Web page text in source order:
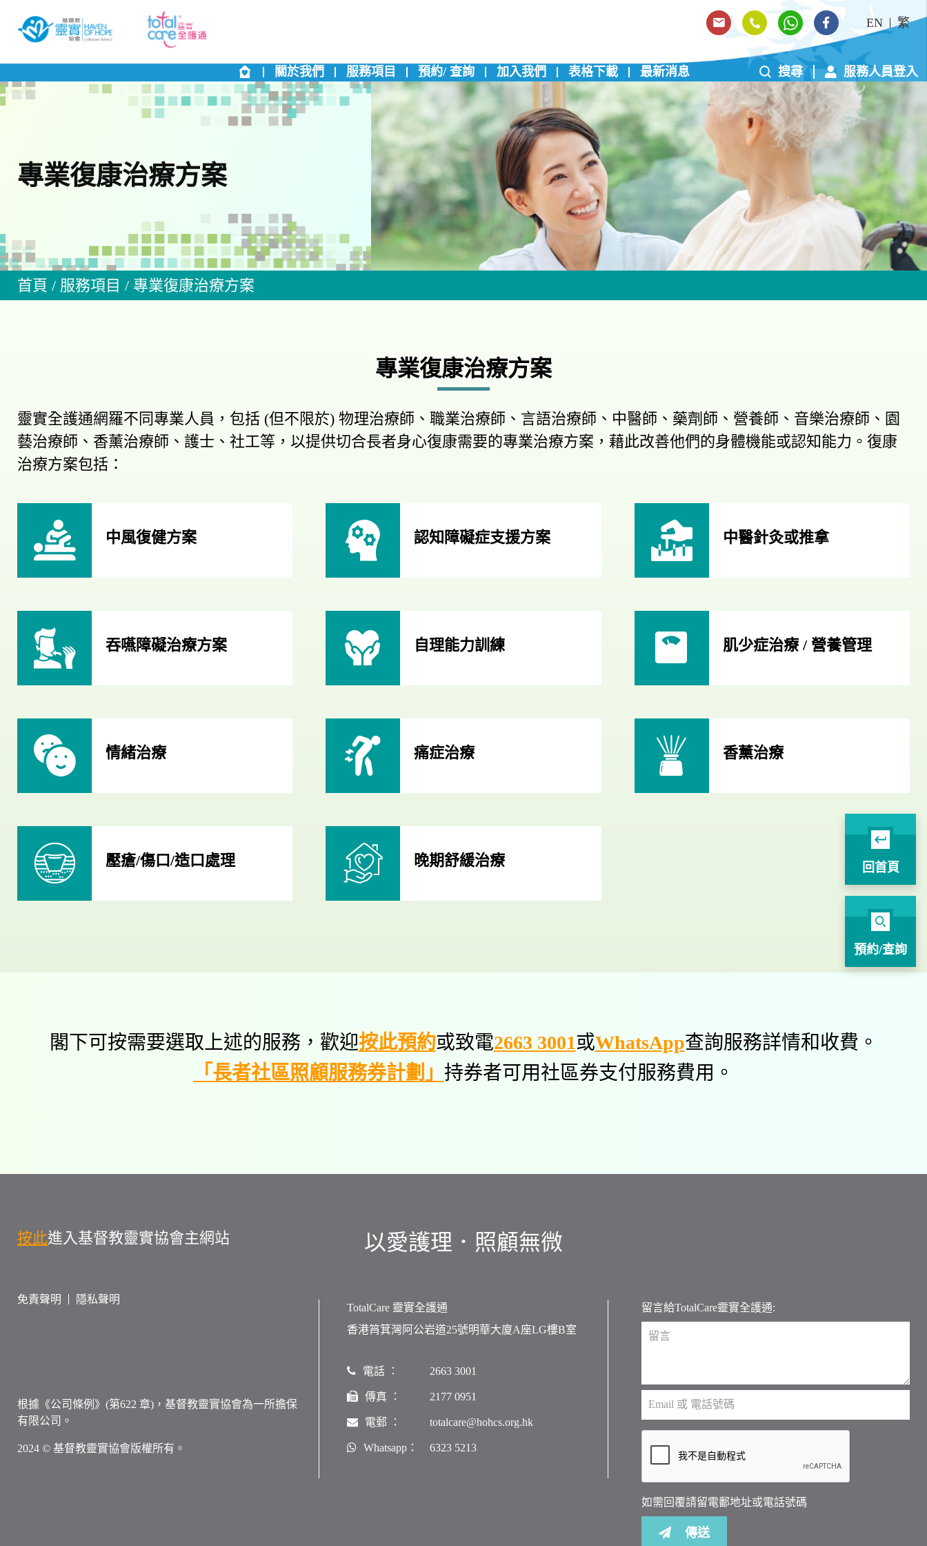
EN 繁
關於我們 服務項目 預約/ 查詢 加入我們 表格下載 最新消息 搜尋 服務人員登入
專業復康治療方案
首頁 / 服務項目 / 專業復康治療方案
專業復康治療方案
靈實全護通網羅不同專業人員，包括 (但不限於) 物理治療師、職業治療師、言語治療師、中醫師、藥劑師、營養師、音樂治療師、園
藝治療師、香薰治療師、護士、社工等，以提供切合長者身心復康需要的專業治療方案，藉此改善他們的身體機能或認知能力。復康
治療方案包括：
中風復健方案 認知障礙症支援方案 中醫針灸或推拿
吞嚥障礙治療方案 自理能力訓練 肌少症治療 / 營養管理
情緒治療 痛症治療 香薰治療
壓瘡/傷口/造口處理 晚期舒緩治療
閣下可按需要選取上述的服務，歡迎按此預約或致電2663 3001或WhatsApp查詢服務詳情和收費。
「長者社區照顧服務券計劃」 持券者可用社區券支付服務費用。
回首頁
預約/查詢
按此進入基督教靈實協會主網站
免責聲明 隱私聲明
根據《公司條例》(第622 章)，基督教靈實協會為一所擔保
有限公司。
2024 © 基督教靈實協會版權所有。
以愛護理．照顧無微
TotalCare 靈實全護通
香港筲箕灣阿公岩道25號明華大廈A座LG樓B室
電話 ： 2663 3001
傳真 ： 2177 0951
電郵 ： totalcare@hohcs.org.hk
Whatsapp： 6323 5213
留言給TotalCare靈實全護通:
如需回覆請留電鄱地址或電話號碼
傳送